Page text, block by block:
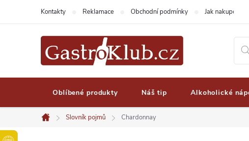
Kontakty Reklamace Obchodní podmínky Jak nakupovat
Oblíbené produkty Náš tip Alkoholické
Domů
Slovník pojmů Chardonnay